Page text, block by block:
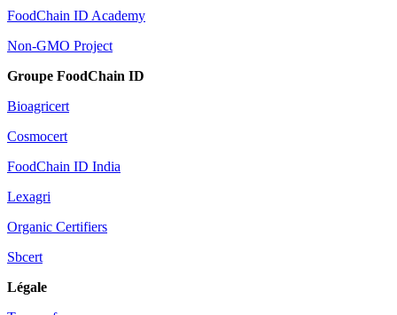
FoodChain ID Academy
Non-GMO Project
Groupe FoodChain ID
Bioagricert
Cosmocert
FoodChain ID India
Lexagri
Organic Certifiers
Sbcert
Légale